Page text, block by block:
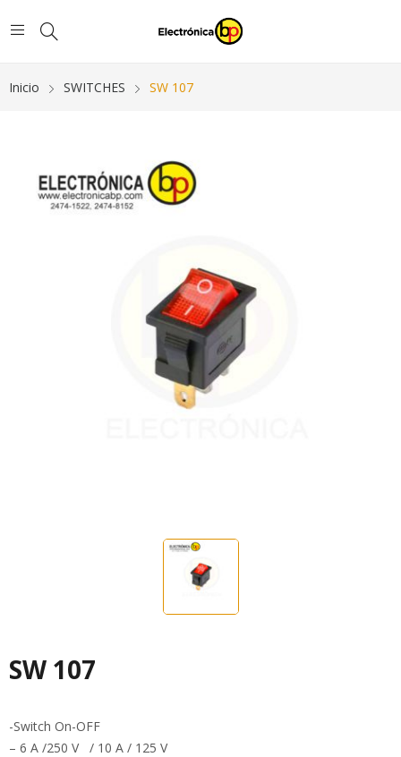
Inicio SWITCHES SW 107
SW 107
-Switch On-OFF
– 6 A /250 V / 10 A / 125 V